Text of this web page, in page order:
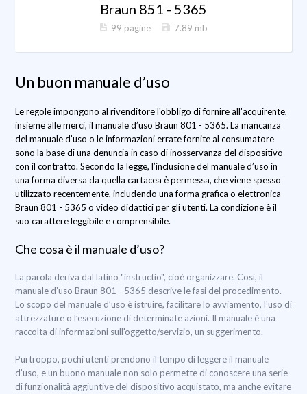
Braun 851 - 5365
99 pagine 7.89 mb
Un buon manuale d’uso
Le regole impongono al rivenditore l'obbligo di fornire all'acquirente,
insieme alle merci, il manuale d’uso Braun 801 - 5365. La mancanza
del manuale d’uso o le informazioni errate fornite al consumatore
sono la base di una denuncia in caso di inosservanza del dispositivo
con il contratto. Secondo la legge, l’inclusione del manuale d’uso in
una forma diversa da quella cartacea è permessa, che viene spesso
utilizzato recentemente, includendo una forma grafica o elettronica
Braun 801 - 5365 o video didattici per gli utenti. La condizione è il
suo carattere leggibile e comprensibile.
Che cosa è il manuale d’uso?
La parola deriva dal latino "instructio", cioè organizzare. Così, il
manuale d’uso Braun 801 - 5365 descrive le fasi del procedimento.
Lo scopo del manuale d’uso è istruire, facilitare lo avviamento, l'uso di
attrezzature o l’esecuzione di determinate azioni. Il manuale è una
raccolta di informazioni sull'oggetto/servizio, un suggerimento.
Purtroppo, pochi utenti prendono il tempo di leggere il manuale
d’uso, e un buono manuale non solo permette di conoscere una serie
di funzionalità aggiuntive del dispositivo acquistato, ma anche evitare